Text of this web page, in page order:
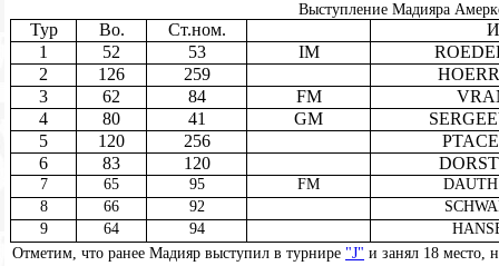
Выступление Мадияра
Тур Bo. Ст.ном.
1
52 53 IM
2
126 259
3
62 84 FM
4
80 41 GM
5
120 256
6
83 120 DORST
7 65 95 FM
DAUTH
8
66 92
9
64 94
Отметим, что ранее Мадияр выступил в турнире "J" и занял 18 место,